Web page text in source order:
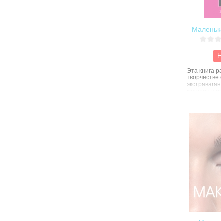
образу
Эта книга